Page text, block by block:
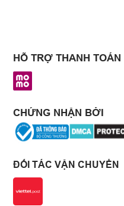
HỖ TRỢ THANH TOÁN
CHỨNG NHẬN BỞI
ĐỐI TÁC VẬN CHUYỂN